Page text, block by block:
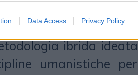
Data Access Privacy Policy
propria agenda
trend è quello
ibrida ideata
umanistiche per